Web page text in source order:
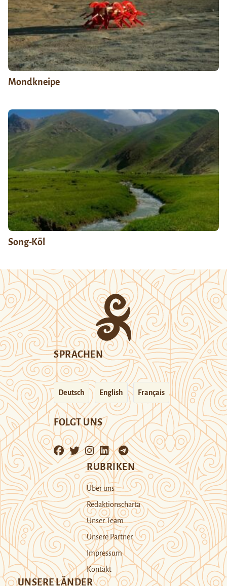
Mondkneipe
Song-Köl
SPRACHEN
Deutsch English Français
FOLGT UNS
RUBRIKEN
Über uns
Redaktionscharta
Unser Team
Unsere Partner
Impressum
Kontakt
UNSERE LÄNDER